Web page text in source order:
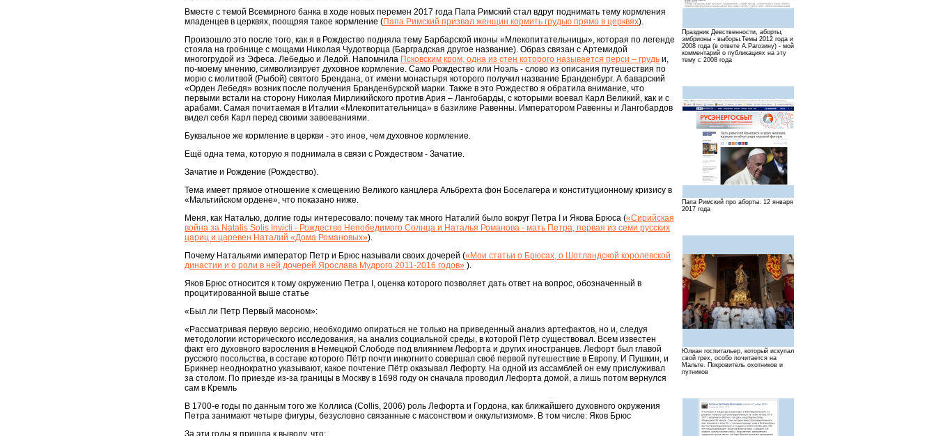
Праздник Девственности, аборты,
эмбрионы - выборы.Темы 2012 года и
2008 года (в ответе А.Рагозину) - мой
комментарий о публикациях на эту
тему с 2008 года
Папа Римский про аборты. 12 января
2017 года
Юлиан госпитальер, который искупал
свой грех, особо почитается на
Мальте. Покровитель охотников и
путников
Вместе с темой Всемирного банка в ходе новых перемен 2017 года Папа Римский стал вдруг поднимать тему кормления
младенцев в церквях, поощряя такое кормление (Папа Римский призвал женщин кормить грудью прямо в церквях).
Произошло это после того, как я в Рождество подняла тему Барбарской иконы «Млекопитательницы», которая по легенде
стояла на гробнице с мощами Николая Чудотворца (Барградская другое название). Образ связан с Артемидой
многогрудой из Эфеса. Лебедью и Ледой. Напомнила Псковским кром, одна из стен которого называется перси – грудь и,
по-моему мнению, символизирует духовное кормление. Само Рождество или Ноэль - слово из описания путешествия по
морю с молитвой (Рыбой) святого Брендана, от имени монастыря которого получил название Бранденбург. А баварский
«Орден Лебедя» возник после получения Бранденбурской марки. Также в это Рождество я обратила внимание, что
первыми встали на сторону Николая Мирликийского против Ария – Лангобарды, с которыми воевал Карл Великий, как и с
арабами. Самая почитаемая в Италии «Млекопитательница» в базилике Равенны. Императором Равенны и Лангобардов
видел себя Карл перед своими завоеваниями.
Буквальное же кормление в церкви - это иное, чем духовное кормление.
Ещё одна тема, которую я поднимала в связи с Рождеством - Зачатие.
Зачатие и Рождение (Рождество).
Тема имеет прямое отношение к смещению Великого канцлера Альбрехта фон Боселагера и конституционному кризису в
«Мальтийском ордене», что показано ниже.
Меня, как Наталью, долгие годы интересовало: почему так много Наталий было вокруг Петра I и Якова Брюса («Сирийская
война за Natalis Solis Invicti - Рождество Непобедимого Cолнца и Наталья Романова - мать Петра, первая из семи русских
цариц и царевен Наталий «Дома Романовых»).
Почему Натальями император Петр и Брюс называли своих дочерей («Мои статьи о Брюсах, о Шотландской королевской
династии и о роли в ней дочерей Ярослава Мудрого 2011-2016 годов» ).
Яков Брюс относится к тому окружению Петра I, оценка которого позволяет дать ответ на вопрос, обозначенный в
процитированной выше статье
«Был ли Петр Первый масоном»:
«Рассматривая первую версию, необходимо опираться не только на приведенный анализ артефактов, но и, следуя
методологии исторического исследования, на анализ социальной среды, в которой Пётр существовал. Всем известен
факт его духовного взросления в Немецкой Слободе под влиянием Лефорта и других иностранцев. Лефорт был главой
русского посольства, в составе которого Пётр почти инкогнито совершал своё первой путешествие в Европу. И Пушкин, и
Брикнер неоднократно указывают, какое почтение Пётр оказывал Лефорту. На одной из ассамблей он ему прислуживал
за столом. По приезде из-за границы в Москву в 1698 году он сначала проводил Лефорта домой, а лишь потом вернулся
сам в Кремль
В 1700-е годы по данным того же Коллиса (Collis, 2006) роль Лефорта и Гордона, как ближайшего духовного окружения
Петра занимают четыре фигуры, безусловно связанные с масонством и оккультизмом». В том числе: Яков Брюс
За эти годы я пришла к выводу, что: